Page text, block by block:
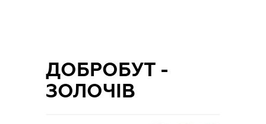
ДОБРОБУТ -
ЗОЛОЧІВ